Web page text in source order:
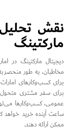
نقش تحلیل
مارکتینگ
دیجیتال مارکتینگ در
مخاطبان، به طور
برای کسب‌وکارهای
برای سفر مشتری متحول
ساعت آینده خرید
ممکن ارائه دهند.